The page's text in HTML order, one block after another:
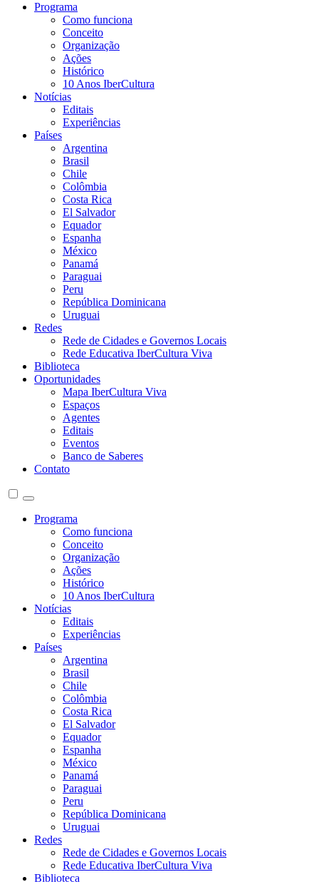
Programa
Como funciona
Conceito
Organização
Ações
Histórico
10 Anos IberCultura
Notícias
Editais
Experiências
Países
Argentina
Brasil
Chile
Colômbia
Costa Rica
El Salvador
Equador
Espanha
México
Panamá
Paraguai
Peru
República Dominicana
Uruguai
Redes
Rede de Cidades e Governos Locais
Rede Educativa IberCultura Viva
Biblioteca
Oportunidades
Mapa IberCultura Viva
Espaços
Agentes
Editais
Eventos
Banco de Saberes
Contato
Programa
Como funciona
Conceito
Organização
Ações
Histórico
10 Anos IberCultura
Notícias
Editais
Experiências
Países
Argentina
Brasil
Chile
Colômbia
Costa Rica
El Salvador
Equador
Espanha
México
Panamá
Paraguai
Peru
República Dominicana
Uruguai
Redes
Rede de Cidades e Governos Locais
Rede Educativa IberCultura Viva
Biblioteca